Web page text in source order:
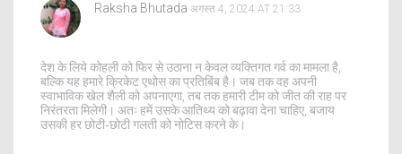
Raksha Bhutada अगस्त 4, 2024 AT 21:33
देश के लिये कोहली को फिर से उठाना न केवल व्यक्तिगत गर्व का मामला है,
बल्कि यह हमारे क्रिकेट एथोस का प्रतिबिंब है। जब तक वह अपनी
स्वाभाविक खेल शैली को अपनाएगा, तब तक हमारी टीम को जीत की राह पर
निरंतरता मिलेगी। अतः हमें उसके आतिथ्य को बढ़ावा देना चाहिए, बजाय
उसकी हर छोटी‑छोटी गलती को नोटिस करने के।